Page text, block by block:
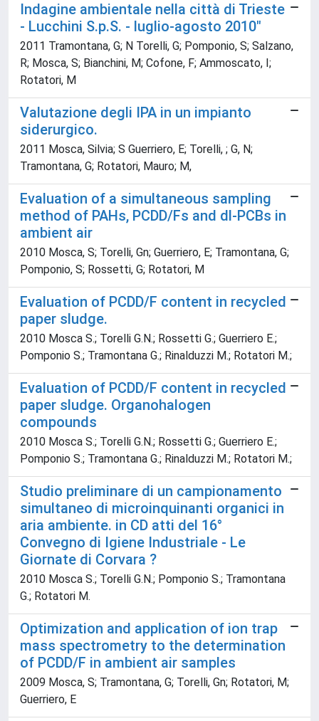
Indagine ambientale nella città di Trieste
- Lucchini S.p.S. - luglio-agosto 2010"
2011 Tramontana, G; N Torelli, G; Pomponio, S; Salzano,
R; Mosca, S; Bianchini, M; Cofone, F; Ammoscato, I;
Rotatori, M
Valutazione degli IPA in un impianto
siderurgico.
2011 Mosca, Silvia; S Guerriero, E; Torelli, ; G, N;
Tramontana, G; Rotatori, Mauro; M,
Evaluation of a simultaneous sampling
method of PAHs, PCDD/Fs and dl-PCBs in
ambient air
2010 Mosca, S; Torelli, Gn; Guerriero, E; Tramontana, G;
Pomponio, S; Rossetti, G; Rotatori, M
Evaluation of PCDD/F content in recycled
paper sludge.
2010 Mosca S.; Torelli G.N.; Rossetti G.; Guerriero E.;
Pomponio S.; Tramontana G.; Rinalduzzi M.; Rotatori M.;
Evaluation of PCDD/F content in recycled
paper sludge. Organohalogen
compounds
2010 Mosca S.; Torelli G.N.; Rossetti G.; Guerriero E.;
Pomponio S.; Tramontana G.; Rinalduzzi M.; Rotatori M.;
Studio preliminare di un campionamento
simultaneo di microinquinanti organici in
aria ambiente. in CD atti del 16°
Convegno di Igiene Industriale - Le
Giornate di Corvara ?
2010 Mosca S.; Torelli G.N.; Pomponio S.; Tramontana
G.; Rotatori M.
Optimization and application of ion trap
mass spectrometry to the determination
of PCDD/F in ambient air samples
2009 Mosca, S; Tramontana, G; Torelli, Gn; Rotatori, M;
Guerriero, E